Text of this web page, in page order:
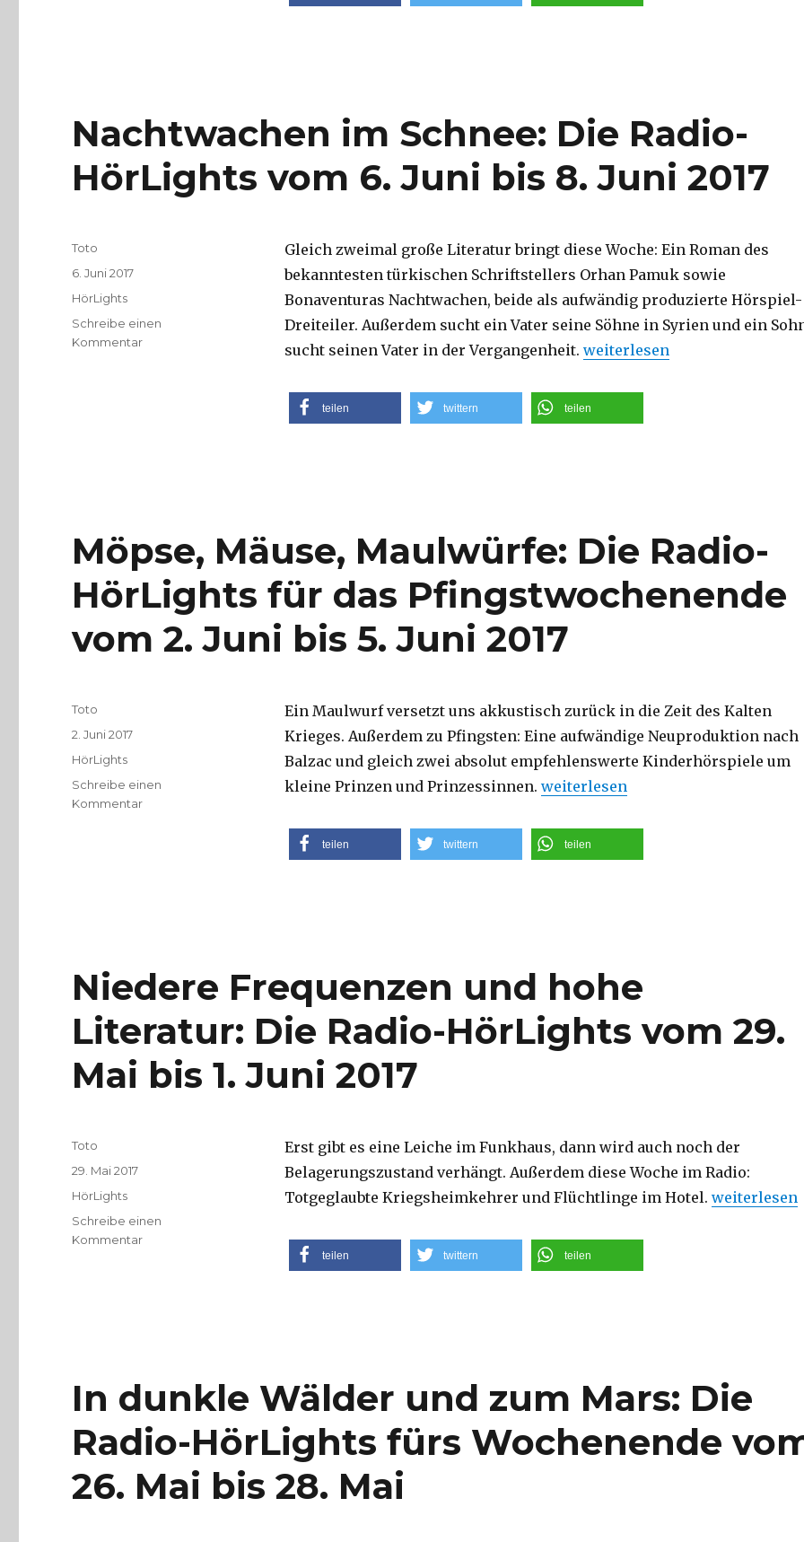
Wochenende
vom
Juni
bis
Nachtwachen im Schnee: Die Radio-
HörLights vom 6. Juni bis 8. Juni 2017
Gleich zweimal große Literatur bringt diese Woche: Ein Roman des
bekanntesten türkischen Schriftstellers Orhan Pamuk sowie
Bonaventuras Nachtwachen, beide als aufwändig produzierte Hörspiel-
Dreiteiler. Außerdem sucht ein Vater seine Söhne in Syrien und ein
sucht seinen Vater in der Vergangenheit. „Nachtwachen im Schnee:
weiterlesen
teilen twittern teilen
Autor
Toto
Veröffentlicht
6. Juni 2017
Kategorien
HörLights
Schreibe einen
Kommentarzu
8.
Juni
2017
Möpse, Mäuse, Maulwürfe: Die Radio-
HörLights für das Pfingstwochenende
vom 2. Juni bis 5. Juni 2017
Ein Maulwurf versetzt uns akkustisch zurück in die Zeit des Kalten
Krieges. Außerdem zu Pfingsten: Eine aufwändige Neuproduktion nach
Balzac und gleich zwei absolut empfehlenswerte Kinderhörspiele um
kleine Prinzen und Prinzessinnen. „Möpse, Mäuse, Maulwürfe: Die
weiterlesen
teilen twittern teilen
Autor
Toto
Veröffentlicht
2. Juni 2017
Kategorien
HörLights
Schreibe einen
Kommentarzu
Pfingstwochenende
vom
Juni
bis
Juni
Niedere Frequenzen und hohe
Literatur: Die Radio-HörLights vom 29.
Mai bis 1. Juni 2017
Erst gibt es eine Leiche im Funkhaus, dann wird auch noch der
Belagerungszustand verhängt. Außerdem diese Woche im Radio:
Totgeglaubte Kriegsheimkehrer und Flüchtlinge im Hotel. „Niedere
weiterlesen
teilen twittern teilen
Autor
Toto
Veröffentlicht
29. Mai 2017
Kategorien
HörLights
Schreibe einen
Kommentarzu
HörLights
vom
29.
Mai
1.
Juni
In dunkle Wälder und zum Mars: Die
Radio-HörLights fürs Wochenende
26. Mai bis 28. Mai